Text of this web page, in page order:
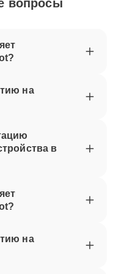
вопросы
на
в
на